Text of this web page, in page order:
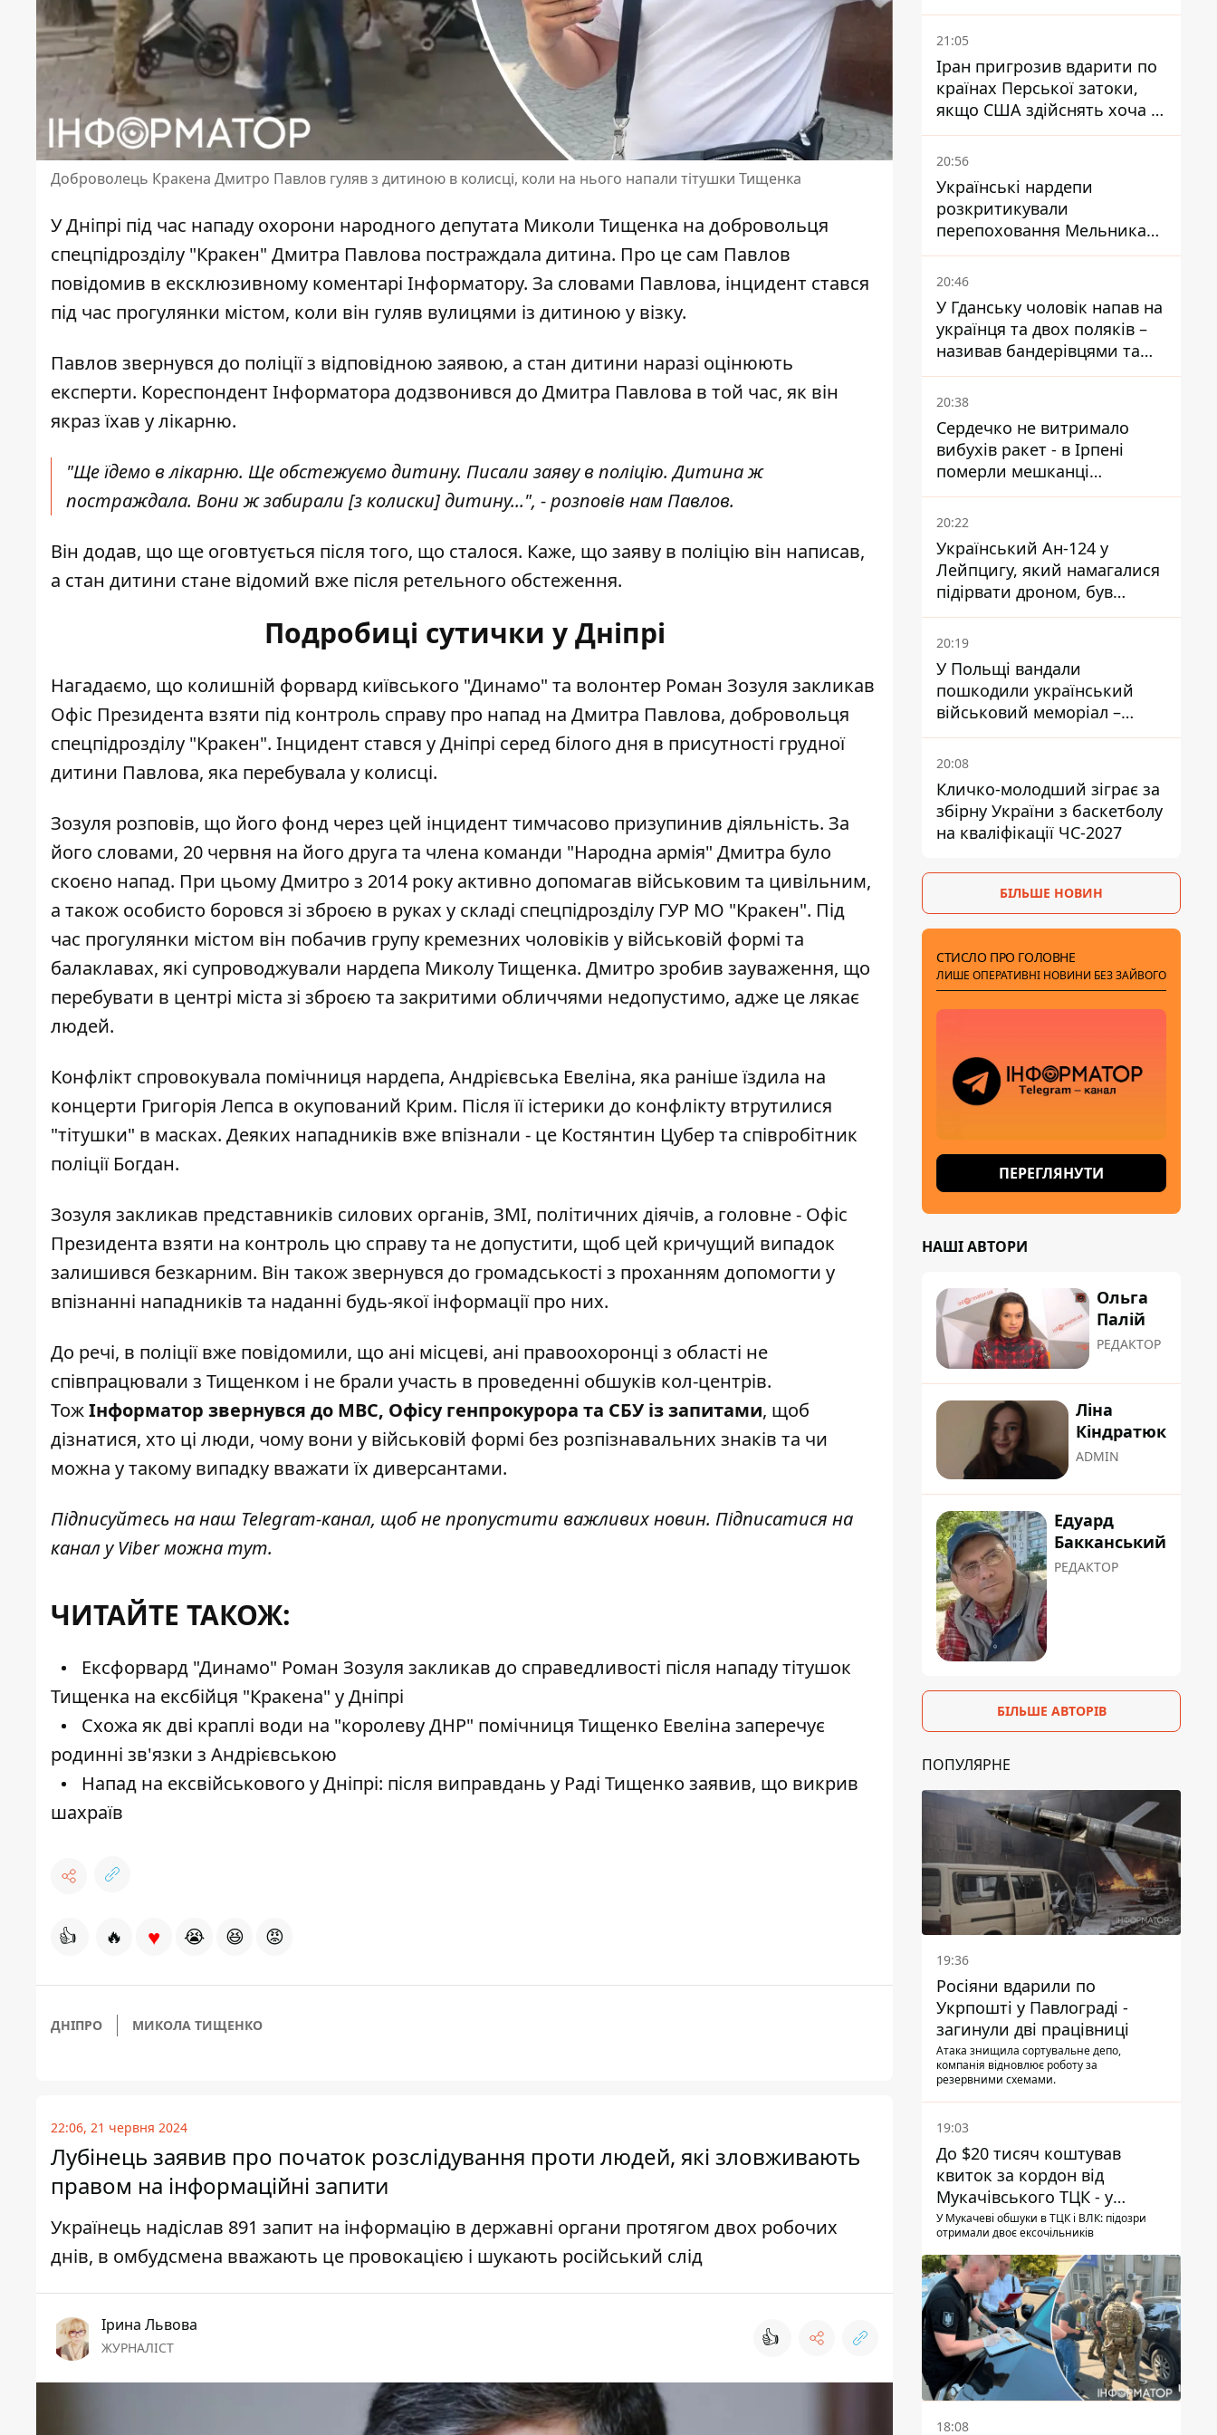
Доброволець Кракена Дмитро Павлов гуляв з дитиною в колисці, коли на нього напали тітушки Тищенка
У Дніпрі під час нападу охорони народного депутата Миколи Тищенка на добровольця
спецпідрозділу "Кракен" Дмитра Павлова постраждала дитина. Про це сам Павлов
повідомив в ексклюзивному коментарі Інформатору. За словами Павлова, інцидент стався
під час прогулянки містом, коли він гуляв вулицями із дитиною у візку.
Павлов звернувся до поліції з відповідною заявою, а стан дитини наразі оцінюють
експерти. Кореспондент Інформатора додзвонився до Дмитра Павлова в той час, як він
якраз їхав у лікарню.
"Ще їдемо в лікарню. Ще обстежуємо дитину. Писали заяву в поліцію. Дитина ж
постраждала. Вони ж забирали [з колиски] дитину...", - розповів нам Павлов.
Він додав, що ще оговтується після того, що сталося. Каже, що заяву в поліцію він написав,
а стан дитини стане відомий вже після ретельного обстеження.
Подробиці сутички у Дніпрі
Нагадаємо, що колишній форвард київського "Динамо" та волонтер Роман Зозуля закликав
Офіс Президента взяти під контроль справу про напад на Дмитра Павлова, добровольця
спецпідрозділу "Кракен". Інцидент стався у Дніпрі серед білого дня в присутності грудної
дитини Павлова, яка перебувала у колисці.
Зозуля розповів, що його фонд через цей інцидент тимчасово призупинив діяльність. За
його словами, 20 червня на його друга та члена команди "Народна армія" Дмитра було
скоєно напад. При цьому Дмитро з 2014 року активно допомагав військовим та цивільним,
а також особисто боровся зі зброєю в руках у складі спецпідрозділу ГУР МО "Кракен". Під
час прогулянки містом він побачив групу кремезних чоловіків у військовій формі та
балаклавах, які супроводжували нардепа Миколу Тищенка. Дмитро зробив зауваження, що
перебувати в центрі міста зі зброєю та закритими обличчями недопустимо, адже це лякає
людей.
Конфлікт спровокувала помічниця нардепа, Андрієвська Евеліна, яка ранішеїздила на
концерти Григорія Лепса в окупований Крим. Після її істерики до конфлікту втрутилися
"тітушки" в масках. Деяких нападників вже впізнали - це Костянтин Цубер та співробітник
поліції Богдан.
Зозуля закликав представників силових органів, ЗМІ, політичних діячів, а головне - Офіс
Президента взяти на контроль цю справу та не допустити, щоб цей кричущий випадок
залишився безкарним. Він також звернувся до громадськості з проханням допомогти у
впізнанні нападників та наданні будь-якої інформації про них.
До речі, в поліції вже повідомили, що ані місцеві, ані правоохоронці з області не
співпрацювали з Тищенком і не брали участь в проведенні обшуків кол-центрів.
ТожІнформатор звернувся до МВС, Офісу генпрокурора та СБУ із запитами, щоб
дізнатися, хто ці люди, чому вони у військовій формі без розпізнавальних знаків та чи
можна у такому випадку вважати їх диверсантами.
Підписуйтесь на наш Telegram-канал, щоб не пропустити важливих новин. Підписатися на
канал у Viber можнатут.
ЧИТАЙТЕ ТАКОЖ:
Ексфорвард "Динамо" Роман Зозуля закликав до справедливості після нападу тітушок
Тищенка на ексбійця "Кракена" у Дніпрі
Схожа як дві краплі води на "королеву ДНР" помічниця Тищенко Евеліна заперечує
родинні зв'язки з Андрієвською
Напад на ексвійськового у Дніпрі: після виправдань у Раді Тищенко заявив, що викрив
шахраїв
👍 🔥 ♥ 😭 😆 😡
ДНІПРО МИКОЛА ТИЩЕНКО
22:06, 21 червня 2024
Лубінець заявив про початок розслідування проти людей, які зловживають
правом на інформаційні запити
Українець надіслав 891 запит на інформацію в державні органи протягом двох робочих
днів, в омбудсмена вважають це провокацією і шукають російський слід
Ірина Львова
ЖУРНАЛІСТ 👍
Буковині отримали підозри
за фейкові звіти
21:05
Іран пригрозив вдарити по
країнах Перської затоки,
якщо США здійснять хоча б
одну атаку - Reuters
20:56
Українські нардепи
розкритикували
перепоховання Мельника
через ризик дипломатичної
ізоляції
20:46
У Гданську чоловік напав на
українця та двох поляків –
називав бандерівцями та
поводився агресивно
20:38
Сердечко не витримало
вибухів ракет - в Ірпені
померли мешканці
притулку для собак з
інвалідністю
20:22
Український Ан-124 у
Лейпцигу, який намагалися
підірвати дроном, був
завантажений
боєприпасами
20:19
У Польщі вандали
пошкодили український
військовий меморіал –
посольство відреагувало
20:08
Кличко-молодший зіграє за
збірну України з баскетболу
на кваліфікації ЧС-2027
БІЛЬШЕ НОВИН
СТИСЛО ПРО ГОЛОВНЕ
ЛИШЕ ОПЕРАТИВНІ НОВИНИ БЕЗ ЗАЙВОГО
ПЕРЕГЛЯНУТИ
НАШІ АВТОРИ
Ольга
Палій
РЕДАКТОР
Ліна
Кіндратюк
ADMIN
Едуард
Бакканський
РЕДАКТОР
БІЛЬШЕ АВТОРІВ
ПОПУЛЯРНЕ
19:36
Росіяни вдарили по
Укрпошті у Павлограді -
загинули дві працівниці
Атака знищила сортувальне депо,
компанія відновлює роботу за
резервними схемами.
19:03
До $20 тисяч коштував
квиток за кордон від
Мукачівського ТЦК - у
гучній справі перші підозри
отримали двоє колишніх
керівників
У Мукачеві обшуки в ТЦК і ВЛК: підозри
отримали двоє ексочільників
18:08